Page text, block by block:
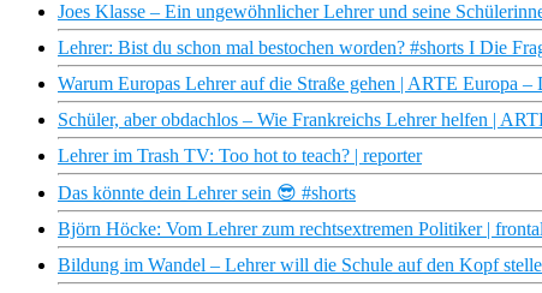
Joes Klasse – Ein ungewöhnlicher Lehrer und seine
Lehrer: Bist du schon mal bestochen worden? #shorts I Die
Warum Europas Lehrer auf die Straße gehen | ARTE Europa –
Schüler, aber obdachlos – Wie Frankreichs Lehrer helfen |
Lehrer im Trash TV: Too hot to teach? | reporter
Das könnte dein Lehrer sein 😎 #shorts
Björn Höcke: Vom Lehrer zum rechtsextremen Politiker | frontal
Bildung im Wandel – Lehrer will die Schule auf den Kopf